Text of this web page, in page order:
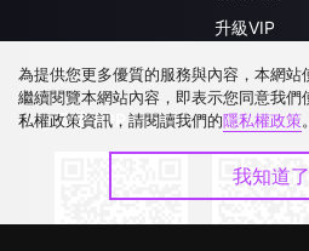
升級VIP
下載 APP
為提供您更多優質的服務與內容，本網
繼續閱覽本網站內容，即表示您同意我
私權政策資訊，請閱讀我們的隱私權政策。
我知道了